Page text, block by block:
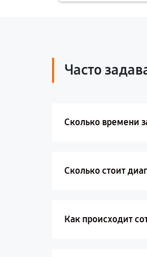
Часто
Сколько времени
Сколько стоит
Как происходит